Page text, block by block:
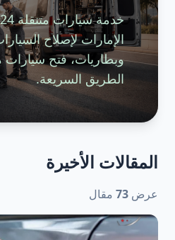
الإمارات لإصلاح
وبطاريات، فتح
الطريق السريعة.
المقالات الأخيرة
عرض 73 مقال